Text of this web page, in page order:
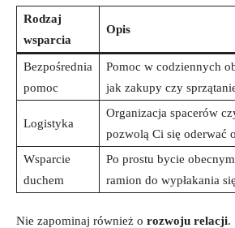
Rodzaj
wsparcia
Opis
Bezpośrednia
pomoc
Pomoc w codziennych
jak zakupy czy
Logistyka
Organizacja spacerów
pozwolą Ci się oderwać
Wsparcie
duchem
Po prostu bycie
ramion do wypłakania
Nie zapominaj również o rozwoju relacji.